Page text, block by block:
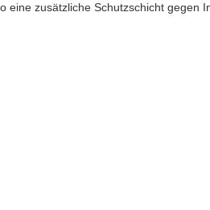
eine zusätzliche Schutzschicht gegen